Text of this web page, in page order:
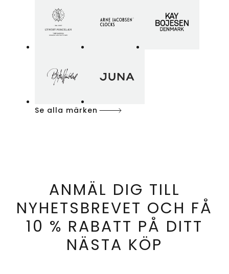
Se alla märken
ANMÄL DIG TILL
NYHETSBREVET OCH FÅ
10 % RABATT PÅ DITT
NÄSTA KÖP